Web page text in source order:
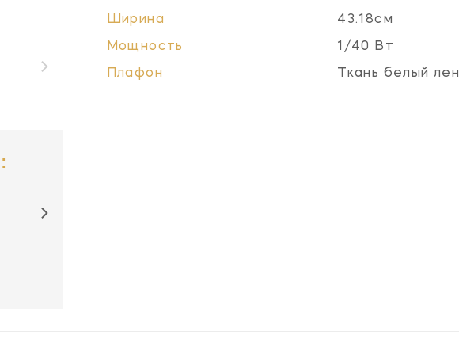
Ширина 43.18см
Мощность 1/40 Вт
Плафон Ткань белый лен